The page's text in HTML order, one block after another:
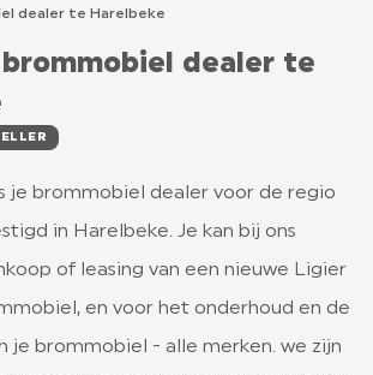
dealer te Harelbeke
dealer te
je brommobiel dealer voor de regio
in Harelbeke. Je kan bij ons
of leasing van een nieuwe Ligier
en voor het onderhoud en de
je brommobiel - alle merken. we zijn